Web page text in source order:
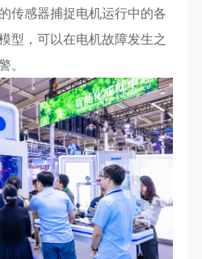
传感器捕捉电机运行中的各
型，可以在电机故障发生之